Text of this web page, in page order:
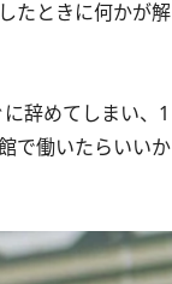
たときに何かが解
辞めてしまい、1
で働いたらいいか